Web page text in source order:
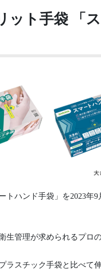
ト手袋 「
ハンド手袋」を2023年
生管理が求められるプロ
スチック手袋と比べて